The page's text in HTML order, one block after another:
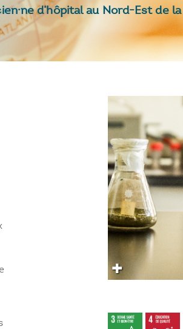
d’hôpital au Nord-Est de